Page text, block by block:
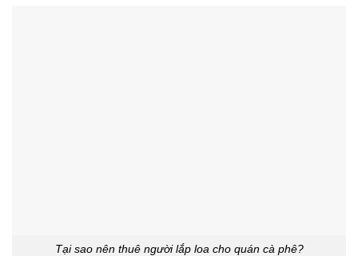
Tại sao nên thuê người lắp loa cho quán cà phê?